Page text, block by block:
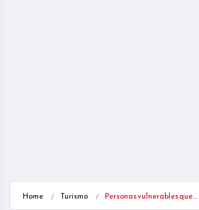
Home Turismo Personas vulnerables que…